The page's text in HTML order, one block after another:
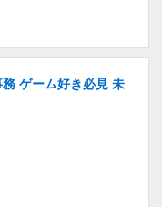
ゲーム好き必見 未